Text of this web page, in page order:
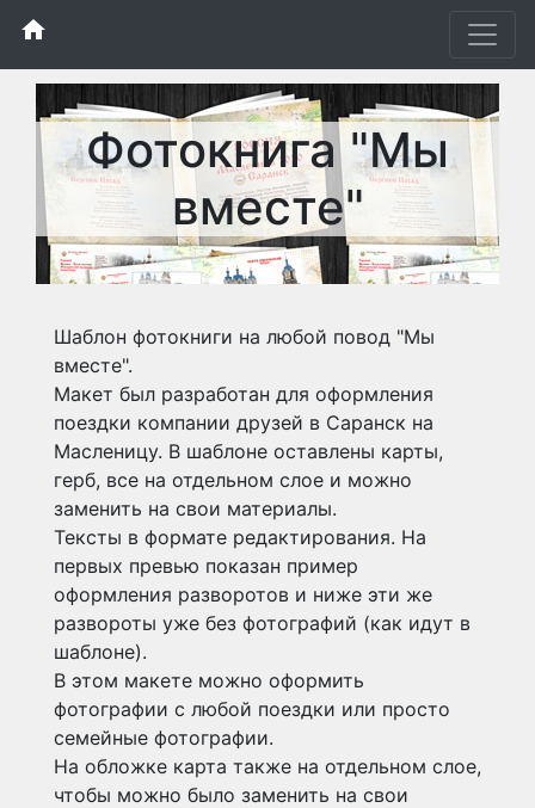
home
Фотокнига "Мы
вместе"
Шаблон фотокниги на любой повод "Мы
вместе".
Макет был разработан для оформления
поездки компании друзей в Саранск на
Масленицу. В шаблоне оставлены карты,
герб, все на отдельном слое и можно
заменить на свои материалы.
Тексты в формате редактирования. На
первых превью показан пример
оформления разворотов и ниже эти же
развороты уже без фотографий (как идут в
шаблоне).
В этом макете можно оформить
фотографии с любой поездки или просто
семейные фотографии.
На обложке карта также на отдельном слое,
чтобы можно было заменить на свои